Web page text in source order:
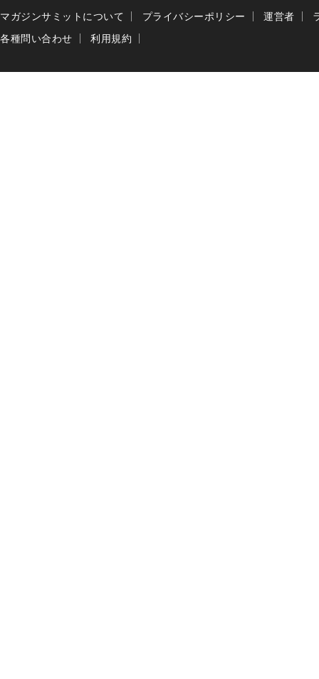
マガジンサミットについて プライバシーポリシー 運営者
各種問い合わせ
利用規約